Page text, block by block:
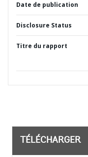
Date de publication
Disclosure Status
Titre du rapport
TÉLÉCHARGER